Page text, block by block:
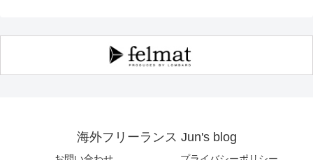
海外フリーランス Jun's blog